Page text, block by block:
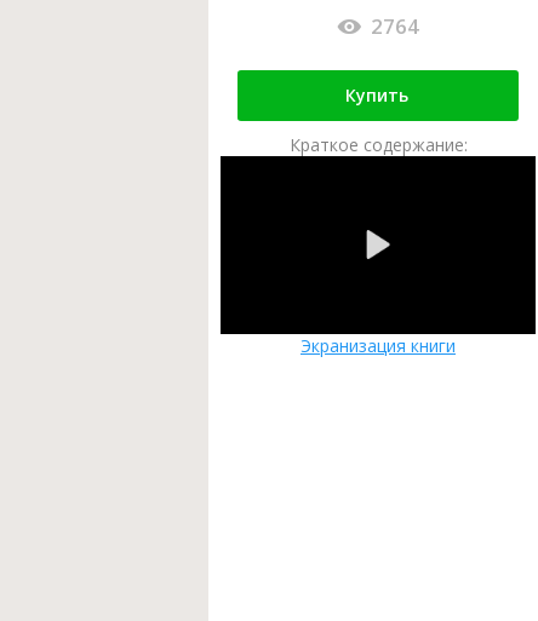
2764
Купить
Краткое содержание:
Экранизация книги